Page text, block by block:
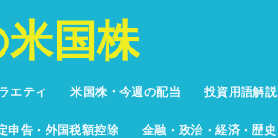
国株
エティ
しない人々
キュア
系
グ
米国株・今週の配当 投資用語解説
申告・外国税額控除 金融・政治・経済・歴史